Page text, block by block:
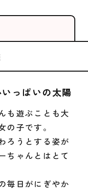
っぱいの太陽
も遊ぶことも大
子です。
ろうとする姿が
ちゃんとはとて
毎日がにぎやか